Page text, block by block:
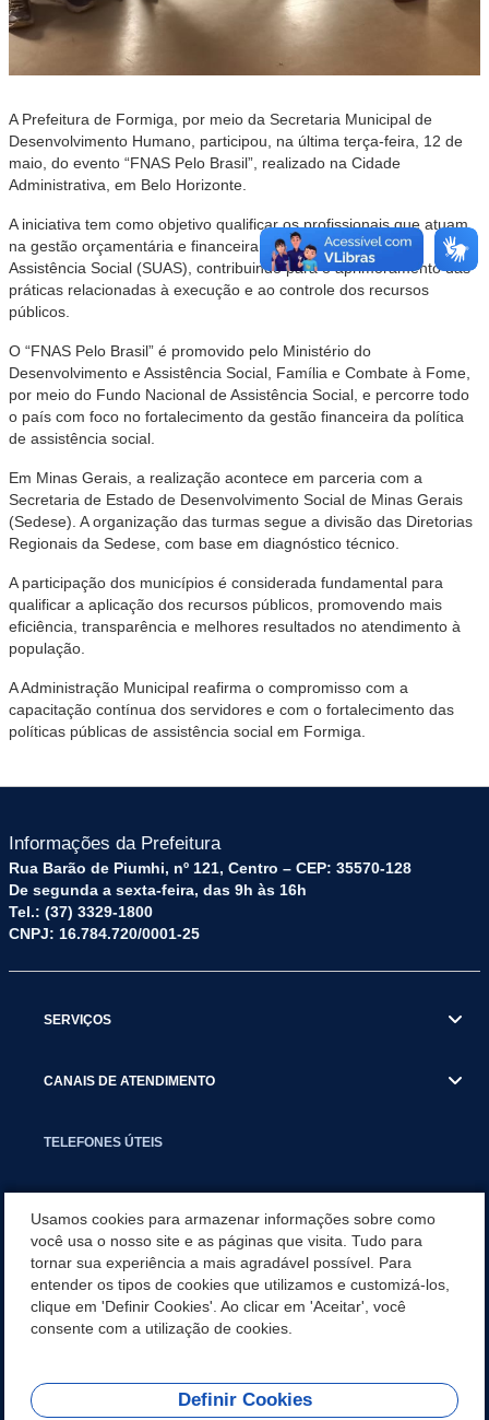
A Prefeitura de Formiga, por meio da Secretaria Municipal de
Desenvolvimento Humano, participou, na última terça-feira, 12 de
maio, do evento “FNAS Pelo Brasil”, realizado na Cidade
Administrativa, em Belo Horizonte.
A iniciativa tem como objetivo qualificar os profissionais que atuam
na gestão orçamentária e financeira do Sistema Único de
Assistência Social (SUAS), contribuindo para o aprimoramento das
práticas relacionadas à execução e ao controle dos recursos
públicos.
O “FNAS Pelo Brasil” é promovido pelo Ministério do
Desenvolvimento e Assistência Social, Família e Combate à Fome,
por meio do Fundo Nacional de Assistência Social, e percorre todo
o país com foco no fortalecimento da gestão financeira da política
de assistência social.
Em Minas Gerais, a realização acontece em parceria com a
Secretaria de Estado de Desenvolvimento Social de Minas Gerais
(Sedese). A organização das turmas segue a divisão das Diretorias
Regionais da Sedese, com base em diagnóstico técnico.
A participação dos municípios é considerada fundamental para
qualificar a aplicação dos recursos públicos, promovendo mais
eficiência, transparência e melhores resultados no atendimento à
população.
A Administração Municipal reafirma o compromisso com a
capacitação contínua dos servidores e com o fortalecimento das
políticas públicas de assistência social em Formiga.
Informações da Prefeitura
Rua Barão de Piumhi, nº 121, Centro – CEP: 35570-128
De segunda a sexta-feira, das 9h às 16h
Tel.: (37) 3329-1800
CNPJ: 16.784.720/0001-25
SERVIÇOS
CANAIS DE ATENDIMENTO
TELEFONES ÚTEIS
NOTÍCIAS
APLICATIVO
Usamos cookies para armazenar informações sobre como
você usa o nosso site e as páginas que visita. Tudo para
tornar sua experiência a mais agradável possível. Para
entender os tipos de cookies que utilizamos e customizá-los,
clique em 'Definir Cookies'. Ao clicar em 'Aceitar', você
consente com a utilização de cookies.
Definir Cookies